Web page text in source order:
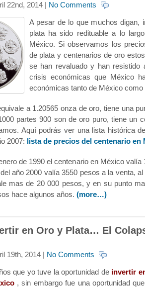
22nd, 2014 | No Comments
A pesar de lo que muchos digan,
plata ha sido redituable a lo
México. Si observamos los
de plata y centenarios de oro
se han revaluado y han resistido
crisis económicas que México
económicas tanto de México como
a 1.20565 onza de oro, tiene una
partes 900 son de oro puro, tiene un
Aquí podrás ver una lista histórica
2007: lista de precios del centenario en
de 1990 el centenario en México valía
año 2000 valía 3550 pesos a la venta,
mas de 20 000 pesos, y en su punto
hace algunos años. (more…)
en Oro y Plata… El
19th, 2014 | No Comments
que yo tuve la oportunidad de invertir
, sin embargo fue una oportunidad